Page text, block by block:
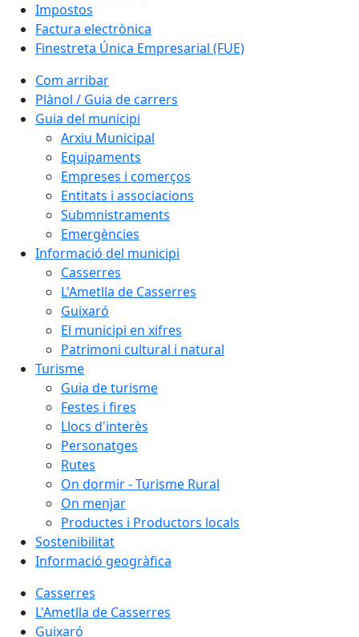
Impostos
Factura electrònica
Finestreta Única Empresarial (FUE)
Com arribar
Plànol / Guia de carrers
Guia del municipi
Arxiu Municipal
Equipaments
Empreses i comerços
Entitats i associacions
Submnistraments
Emergències
Informació del municipi
Casserres
L'Ametlla de Casserres
Guixaró
El municipi en xifres
Patrimoni cultural i natural
Turisme
Guia de turisme
Festes i fires
Llocs d'interès
Personatges
Rutes
On dormir - Turisme Rural
On menjar
Productes i Productors locals
Sostenibilitat
Informació geogràfica
Casserres
L'Ametlla de Casserres
Guixaró